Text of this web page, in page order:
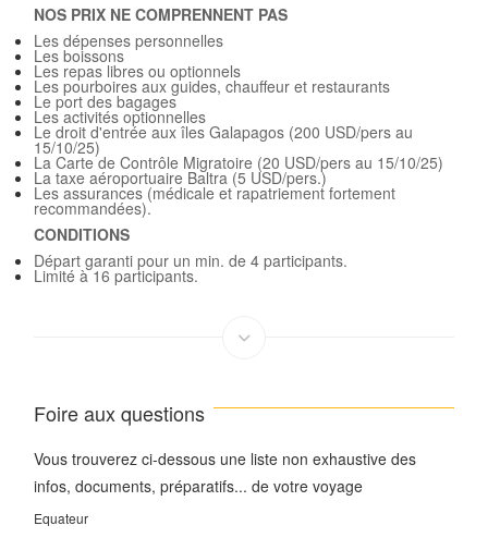
NOS PRIX NE COMPRENNENT PAS
Les dépenses personnelles
Les boissons
Les repas libres ou optionnels
Les pourboires aux guides, chauffeur et restaurants
Le port des bagages
Les activités optionnelles
Le droit d'entrée aux îles Galapagos (200 USD/pers au
15/10/25)
La Carte de Contrôle Migratoire (20 USD/pers au 15/10/25)
La taxe aéroportuaire Baltra (5 USD/pers.)
Les assurances (médicale et rapatriement fortement
recommandées).
CONDITIONS
Départ garanti pour un min. de 4 participants.
Limité à 16 participants.
Foire aux questions
Vous trouverez ci-dessous une liste non exhaustive des
infos, documents, préparatifs... de votre voyage
Equateur